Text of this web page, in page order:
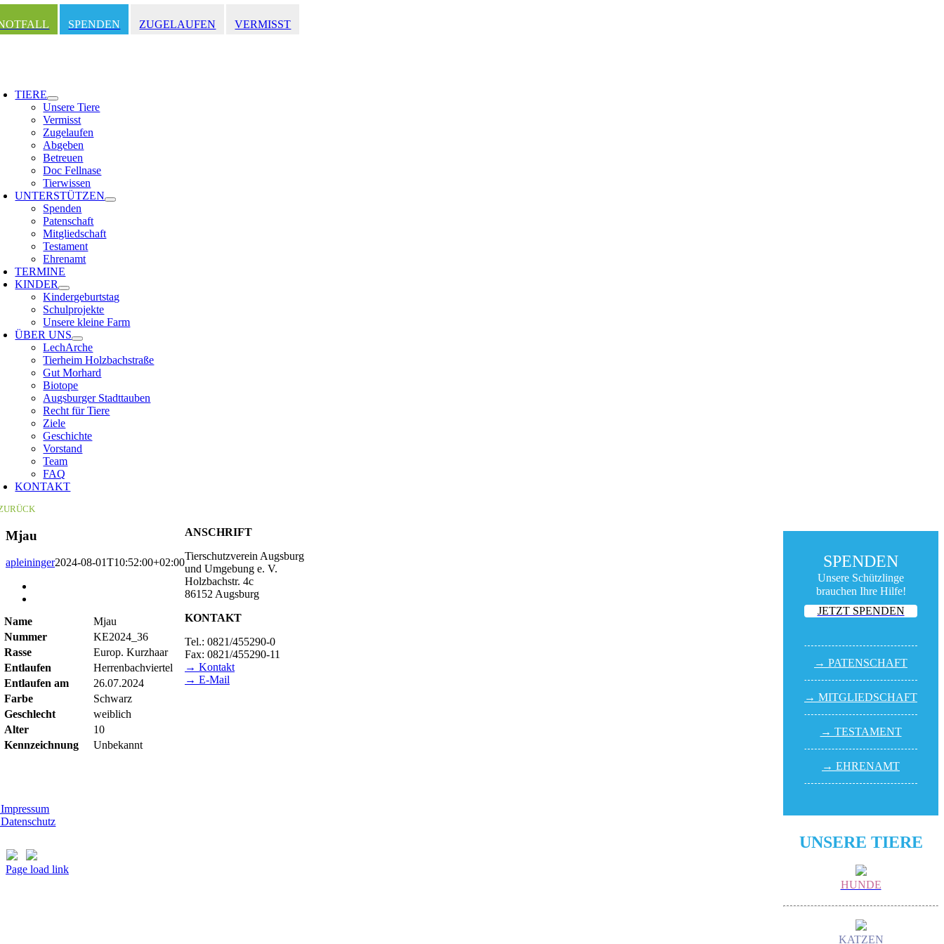
Inhalt
springen
SPENDEN ZUGELAUFEN VERMISST
TIERE
Unsere Tiere
Vermisst
Zugelaufen
Abgeben
Betreuen
Doc Fellnase
Tierwissen
UNTERSTÜTZEN
Spenden
Patenschaft
Mitgliedschaft
Testament
Ehrenamt
TERMINE
KINDER
Kindergeburtstag
Schulprojekte
Unsere kleine Farm
ÜBER UNS
LechArche
Tierheim Holzbachstraße
Gut Morhard
Biotope
Augsburger Stadttauben
Recht für Tiere
Ziele
Geschichte
Vorstand
Team
FAQ
KONTAKT
Mjau
apleininger2024-08-01T10:52:00+02:00
Name
Mjau
Nummer
KE2024_36
Rasse
Europ. Kurzhaar
Entlaufen
Herrenbachviertel
Entlaufen am
26.07.2024
Farbe
Schwarz
Geschlecht
weiblich
Alter
10
Kennzeichnung
Unbekannt
SPENDEN
Unsere Schützlinge
brauchen Ihre Hilfe!
JETZT SPENDEN
→ PATEN­SCHAFT
→ MITGLIED­SCHAFT
→ TESTA­MENT
→ EHREN­AMT
UNSERE TIERE
HUNDE
KATZEN
ANSCHRIFT
Tierschutzverein Augsburg
und Umgebung e. V.
Holzbachstr. 4c
86152 Augsburg
KONTAKT
Tel.: 0821/455290-0
Fax: 0821/455290-11
→ Kontakt
→ E-Mail
Page load link